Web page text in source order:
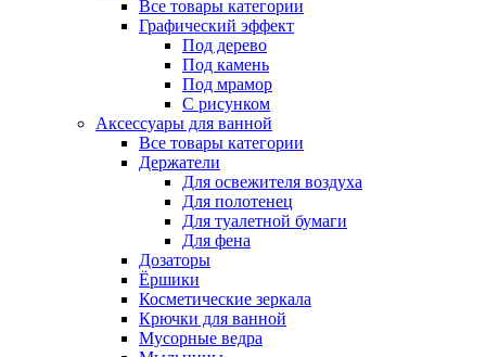
Все товары категории
Графический эффект
Под дерево
Под камень
Под мрамор
С рисунком
Аксессуары для ванной
Все товары категории
Держатели
Для освежителя воздуха
Для полотенец
Для туалетной бумаги
Для фена
Дозаторы
Ёршики
Косметические зеркала
Крючки для ванной
Мусорные ведра